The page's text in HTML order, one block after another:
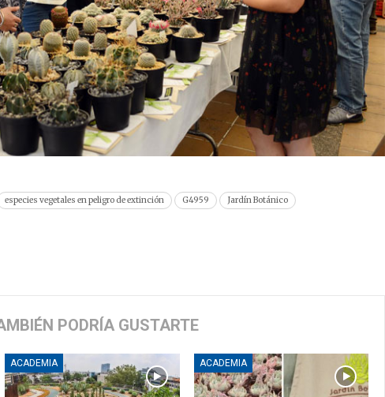
especies vegetales en peligro de extinción G4959 Jardín Botánico
PODRÍA GUSTARTE
ACADEMIA ACADEMIA